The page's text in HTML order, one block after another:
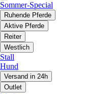
Sommer-Special
Ruhende Pferde
Aktive Pferde
Reiter
Westlich
Stall
Hund
Versand in 24h
Outlet